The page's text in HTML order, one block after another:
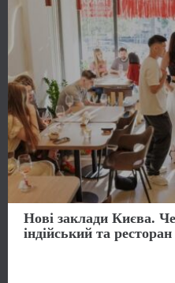
Нові заклади Києва.
індійський та